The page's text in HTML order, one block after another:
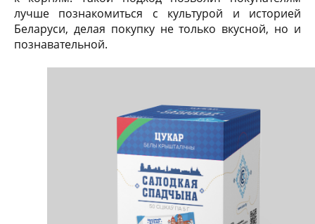
лучше познакомиться с культурой и историей
Беларуси, делая покупку не только вкусной, но и
познавательной.